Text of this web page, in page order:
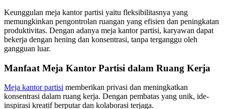
Keunggulan meja kantor partisi yaitu fleksibilitasnya yang
memungkinkan pengontrolan ruangan yang efisien dan peningkatan
produktivitas. Dengan adanya meja kantor partisi, karyawan dapat
bekerja dengan hening dan konsentrasi, tanpa terganggu oleh
gangguan luar.
Manfaat Meja Kantor Partisi dalam Ruang Kerja
Meja kantor partisi memberikan privasi dan meningkatkan
konsentrasi dalam ruang kerja. Dengan pembatas yang unik, ide-
inspirasi kreatif berputar dan kolaborasi terjaga.